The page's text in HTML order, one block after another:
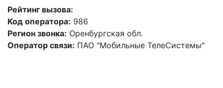
Рейтинг вызова:
Код оператора: 986
Регион звонка: Оренбургская обл.
Оператор связи: ПАО "Мобильные ТелеСистемы"